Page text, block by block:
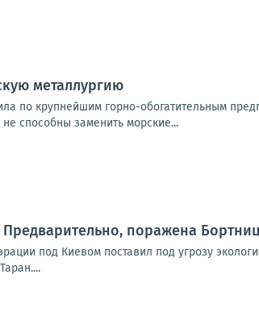
металлургию
по крупнейшим горно-обогатительным
способны заменить морские...
Предварительно, поражена
под Киевом поставил под угрозу